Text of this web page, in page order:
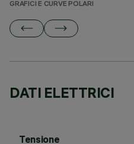
GRAFICI E CURVE POLARI
DATI ELETTRICI
Tensione